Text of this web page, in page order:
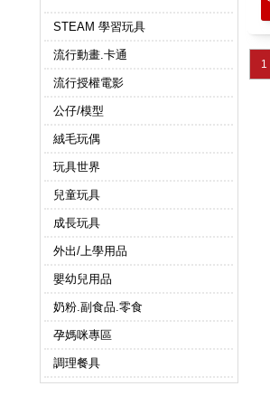
STEAM 學習玩具
流行動畫.卡通
流行授權電影
公仔/模型
絨毛玩偶
玩具世界
兒童玩具
成長玩具
外出/上學用品
嬰幼兒用品
奶粉.副食品.零食
孕媽咪專區
調理餐具
1